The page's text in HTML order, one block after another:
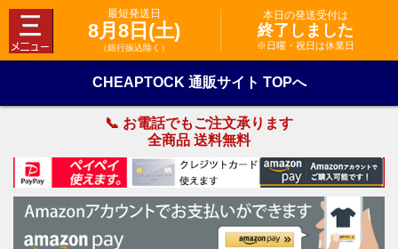
最短発送日
8月8日(土)
（銀行振込除く）
本日の発送受付は
終了しました
※日曜・祝日は休業日
CHEAPTOCK 通販サイト TOPへ
📞 お電話でもご注文承ります
全商品 送料無料